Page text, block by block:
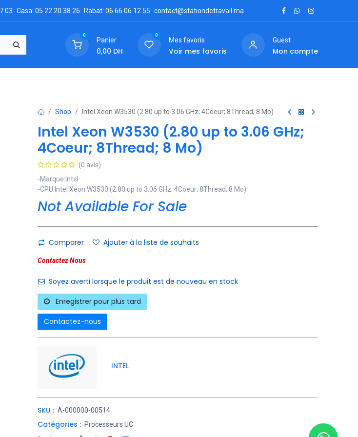
03 Casa: 05 22 20 38 26 Rabat: 06 66 06 12 55 contact@stationdetravail.ma
0
Panier
0,00 DH
0
Mes favoris
Voir mes favoris
Guest
Mon compte
Shop Intel Xeon W3530 (2.80 up to 3.06 GHz; 4Coeur; 8Thread; 8 Mo)
Intel Xeon W3530 (2.80 up to 3.06 GHz;
4Coeur; 8Thread; 8 Mo)
(0 avis)
-Marque:Intel
-CPU:Intel Xeon W3530 (2.80 up to 3.06 GHz; 4Coeur; 8Thread; 8 Mo)
Not Available For Sale
Comparer Ajouter à la liste de souhaits
Contactez Nous
Soyez averti lorsque le produit est de nouveau en stock
Enregistrer pour plus tard
Contactez-nous
INTEL
SKU : A-000000-00514
Catégories : Processeurs UC